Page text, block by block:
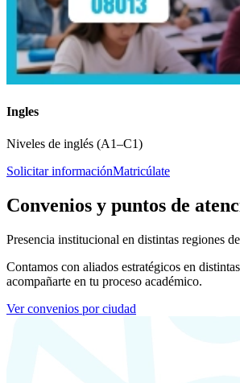
Ingles
Niveles de inglés (A1–C1)
Solicitar informaciónMatricúlate
Convenios y puntos de
Presencia institucional en distintas regiones
Contamos con aliados estratégicos en
acompañarte en tu proceso académico.
Ver convenios por ciudad